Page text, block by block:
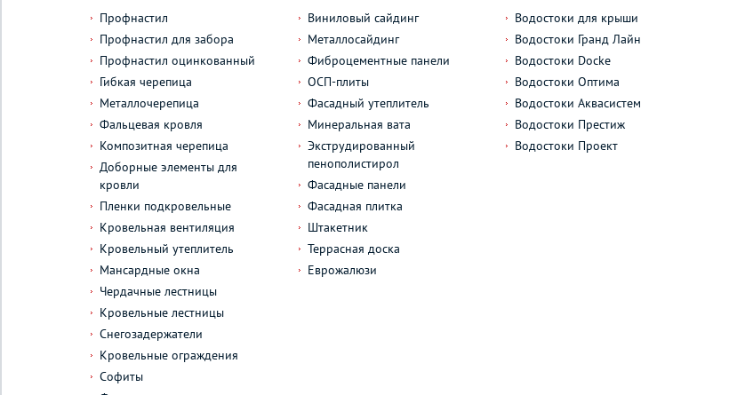
Профнастил
Профнастил для забора
Профнастил оцинкованный
Гибкая черепица
Металлочерепица
Фальцевая кровля
Композитная черепица
Доборные элементы для
кровли
Пленки подкровельные
Кровельная вентиляция
Кровельный утеплитель
Мансардные окна
Чердачные лестницы
Кровельные лестницы
Снегозадержатели
Кровельные ограждения
Софиты
Виниловый сайдинг
Металлосайдинг
Фиброцементные панели
ОСП-плиты
Фасадный утеплитель
Минеральная вата
Экструдированный
пенополистирол
Фасадные панели
Фасадная плитка
Штакетник
Террасная доска
Еврожалюзи
Водостоки для крыши
Водостоки Гранд Лайн
Водостоки Docke
Водостоки Оптима
Водостоки Аквасистем
Водостоки Престиж
Водостоки Проект